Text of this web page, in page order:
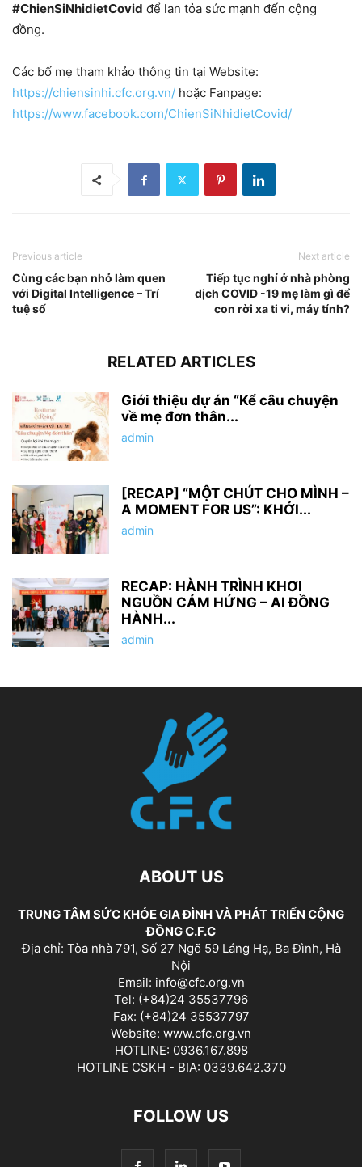
#ChienSiNhidietCovid để lan tỏa sức mạnh đến cộng
đồng.
Các bố mẹ tham khảo thông tin tại Website:
https://chiensinhi.cfc.org.vn/ hoặc Fanpage:
https://www.facebook.com/ChienSiNhidietCovid/
Previous article
Cùng các bạn nhỏ làm quen
với Digital Intelligence – Trí
tuệ số
Next article
Tiếp tục nghỉ ở nhà phòng
dịch COVID -19 mẹ làm gì để
con rời xa ti vi, máy tính?
RELATED ARTICLES
Giới thiệu dự án “Kể câu chuyện
về mẹ đơn thân...
admin
[RECAP] “MỘT CHÚT CHO MÌNH –
A MOMENT FOR US”: KHỞI...
admin
RECAP: HÀNH TRÌNH KHƠI
NGUỒN CẢM HỨNG – AI ĐỒNG
HÀNH...
admin
ABOUT US
TRUNG TÂM SỨC KHỎE GIA ĐÌNH VÀ PHÁT TRIỂN CỘNG
ĐỒNG C.F.C
Địa chỉ: Tòa nhà 791, Số 27 Ngõ 59 Láng Hạ, Ba Đình, Hà
Nội
Email: info@cfc.org.vn
Tel: (+84)24 35537796
Fax: (+84)24 35537797
Website: www.cfc.org.vn
HOTLINE: 0936.167.898
HOTLINE CSKH - BIA: 0339.642.370
FOLLOW US